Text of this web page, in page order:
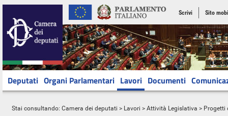
Scrivi Sito
Deputati Organi Parlamentari Lavori Documenti
Stai consultando: Camera dei deputati > Lavori > Attività Legislativa > Progetti